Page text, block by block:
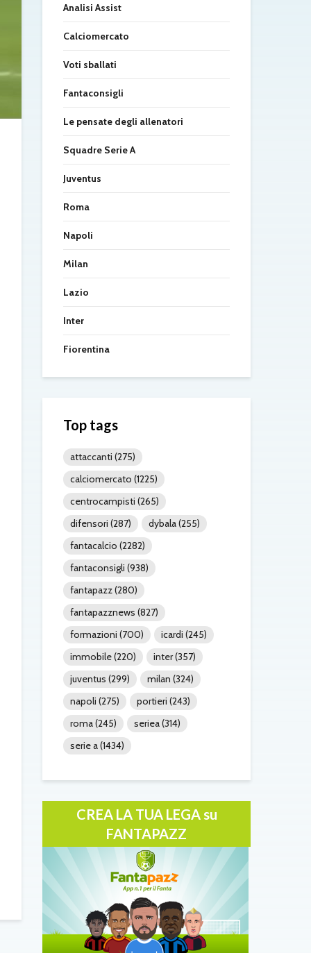
Analisi Assist
Calciomercato
Voti sballati
Fantaconsigli
Le pensate degli allenatori
Squadre Serie A
Juventus
Roma
Napoli
Milan
Lazio
Inter
Fiorentina
Top tags
attaccanti (275)
calciomercato (1225)
centrocampisti (265)
difensori (287) dybala(255)
fantacalcio (2282)
fantaconsigli (938)
fantapazz(280)
fantapazznews (827)
formazioni (700) icardi (245)
immobile(220) inter(357)
juventus (299) milan (324)
napoli (275) portieri (243)
roma(245) seriea(314)
serie a(1434)
CREA LA TUA LEGA su
FANTAPAZZ